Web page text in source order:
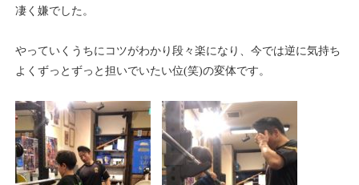
凄く嫌でした。
やっていくうちにコツがわかり段々楽になり、今では逆に気持ち
よくずっとずっと担いでいたい位(笑)の変体です。